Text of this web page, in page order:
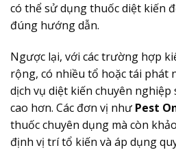
có thể sử dụng thuốc diệt kiến
đúng hướng dẫn.
Ngược lại, với các trường hợp
rộng, có nhiều tổ hoặc tái phát
dịch vụ diệt kiến chuyên nghiệp
cao hơn. Các đơn vị như Pest
thuốc chuyên dụng mà còn
định vị trí tổ kiến và áp dụng